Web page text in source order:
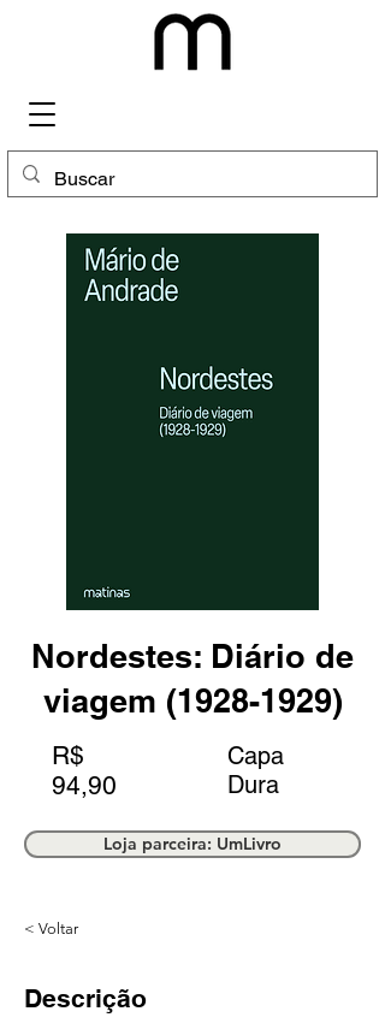
Nordestes: Diário de
viagem (1928-1929)
R$
94,90
Capa
Dura
Loja parceira: UmLivro
< Voltar
Descrição